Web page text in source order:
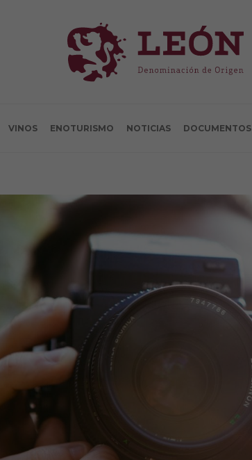
VINOS ENOTURISMO NOTICIAS DOCUMENTOS